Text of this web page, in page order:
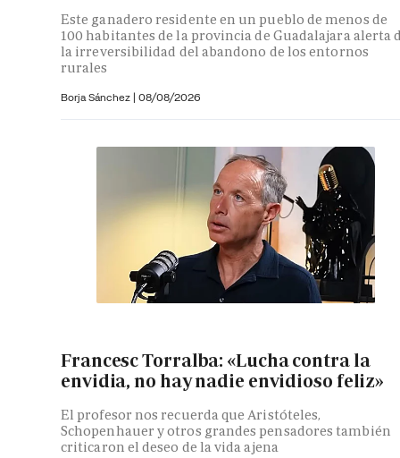
Este ganadero residente en un pueblo de menos de
100 habitantes de la provincia de Guadalajara alerta
la irreversibilidad del abandono de los entornos
rurales
Borja Sánchez | 08/08/2026
Francesc Torralba: «Lucha contra la
envidia, no hay nadie envidioso feliz»
El profesor nos recuerda que Aristóteles,
Schopenhauer y otros grandes pensadores también
criticaron el deseo de la vida ajena